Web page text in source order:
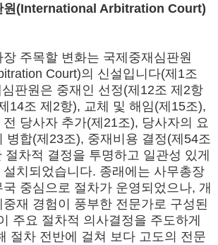
원(International Arbitration Court)
주목할 변화는 국제중재심판원
Court)의 신설입니다(제1조
판원은 중재인 선정(제12조 제2항
14조 제2항), 교체 및 해임(제15조),
당사자 추가(제21조), 당사자의 요
병합(제23조), 중재비용 결정(제54조
차적 결정을 투명하고 일관성 있게
치되었습니다. 종래에는 사무총장
중심으로 절차가 운영되었으나, 개
재 경험이 풍부한 전문가로 구성된
주요 절차적 의사결정을 주도하게
절차 전반에 걸쳐 보다 고도의 전문